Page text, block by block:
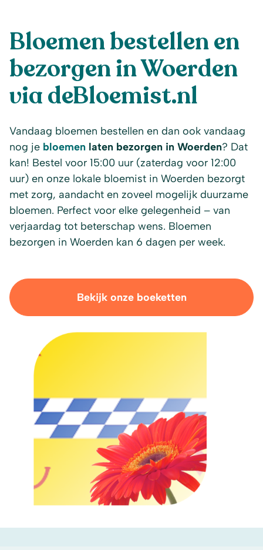
Bloemen bestellen en
bezorgen in Woerden
via deBloemist.nl
Vandaag bloemen bestellen en dan ook vandaag
nog je bloemen laten bezorgen in Woerden? Dat
kan! Bestel voor 15:00 uur (zaterdag voor 12:00
uur) en onze lokale bloemist in Woerden bezorgt
met zorg, aandacht en zoveel mogelijk duurzame
bloemen. Perfect voor elke gelegenheid – van
verjaardag tot beterschap wens. Bloemen
bezorgen in Woerden kan 6 dagen per week.
Bekijk onze boeketten